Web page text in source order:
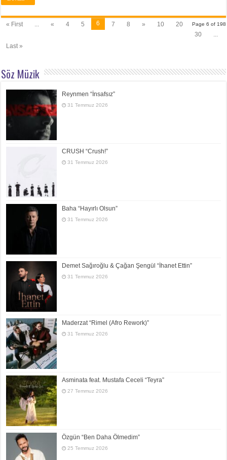
Page 6 of 198
« First ... « 4 5 6 7 8 » 10
20
30
...
Last »
Söz Müzik
Reynmen “İnsafsız”
31 Temmuz 2026
CRUSH “Crush!”
31 Temmuz 2026
Baha “Hayırlı Olsun”
31 Temmuz 2026
Demet Sağıroğlu & Çağan Şengül “İhanet Ettin”
31 Temmuz 2026
Maderzat “Rimel (Afro Rework)”
31 Temmuz 2026
Asminata feat. Mustafa Ceceli “Teyra”
27 Temmuz 2026
Özgün “Ben Daha Ölmedim”
25 Temmuz 2026